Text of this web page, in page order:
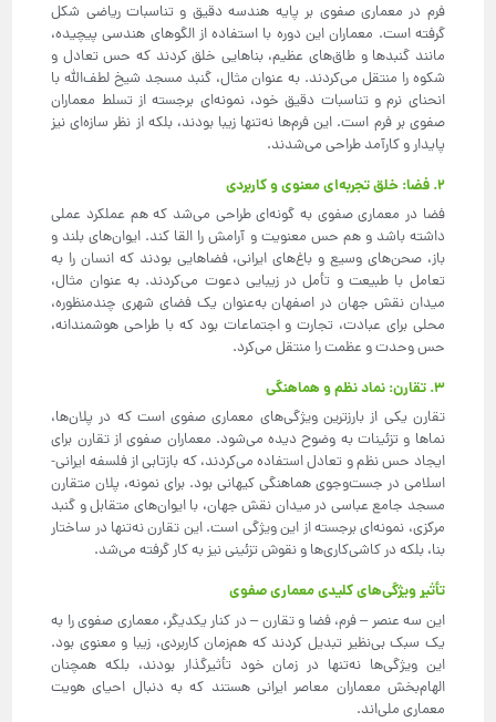
فرم در معماری صفوی بر پایه هندسه دقیق و تناسبات ریاضی شکل
گرفته است. معماران این دوره با استفاده از الگوهای هندسی پیچیده،
مانند گنبدها و طاق‌های عظیم، بناهایی خلق کردند که حس تعادل و
شکوه را منتقل می‌کردند. به عنوان مثال، گنبد مسجد شیخ لطف‌الله با
انحنای نرم و تناسبات دقیق خود، نمونه‌ای برجسته از تسلط معماران
صفوی بر فرم است. این فرم‌ها نه‌تنها زیبا بودند، بلکه از نظر سازه‌ای نیز
پایدار و کارآمد طراحی می‌شدند.
2. فضا: خلق تجربه‌ای معنوی و کاربردی
فضا در معماری صفوی به گونه‌ای طراحی می‌شد که هم عملکرد عملی
داشته باشد و هم حس معنویت و آرامش را القا کند. ایوان‌های بلند و
باز، صحن‌های وسیع و باغ‌های ایرانی، فضاهایی بودند که انسان را به
تعامل با طبیعت و تأمل در زیبایی دعوت می‌کردند. به عنوان مثال،
میدان نقش جهان در اصفهان به‌عنوان یک فضای شهری چندمنظوره،
محلی برای عبادت، تجارت و اجتماعات بود که با طراحی هوشمندانه،
حس وحدت و عظمت را منتقل می‌کرد.
3. تقارن: نماد نظم و هماهنگی
تقارن یکی از بارزترین ویژگی‌های معماری صفوی است که در پلان‌ها،
نماها و تزئینات به وضوح دیده می‌شود. معماران صفوی از تقارن برای
ایجاد حس نظم و تعادل استفاده می‌کردند، که بازتابی از فلسفه ایرانی-
اسلامی در جست‌وجوی هماهنگی کیهانی بود. برای نمونه، پلان متقارن
مسجد جامع عباسی در میدان نقش جهان، با ایوان‌های متقابل و گنبد
مرکزی، نمونه‌ای برجسته از این ویژگی است. این تقارن نه‌تنها در ساختار
بنا، بلکه در کاشی‌کاری‌ها و نقوش تزئینی نیز به کار گرفته می‌شد.
تأثیر ویژگی‌های کلیدی معماری صفوی
این سه عنصر – فرم، فضا و تقارن – در کنار یکدیگر، معماری صفوی را به
یک سبک بی‌نظیر تبدیل کردند که هم‌زمان کاربردی، زیبا و معنوی بود.
این ویژگی‌ها نه‌تنها در زمان خود تأثیرگذار بودند، بلکه همچنان
الهام‌بخش معماران معاصر ایرانی هستند که به دنبال احیای هویت
معماری ملی‌اند.